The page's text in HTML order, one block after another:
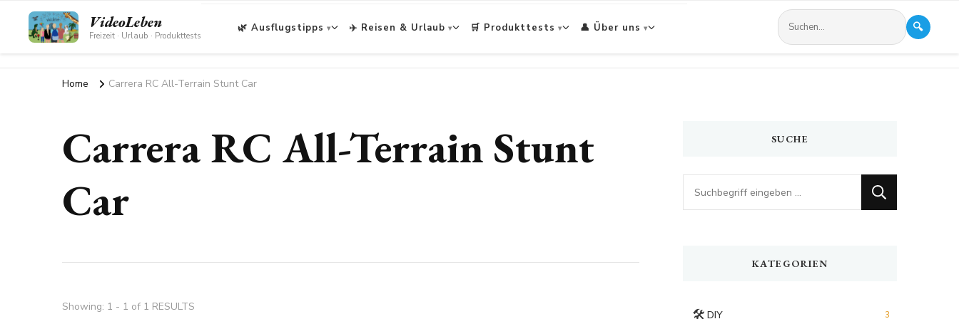
VideoLeben
Freizeit · Urlaub · Produkttests
🌿 Ausflugstipps ✈️ Reisen & Urlaub 🛒 Produkttests 👤 Über uns 🔍
Home Carrera RC All-Terrain Stunt Car
Carrera RC All-Terrain Stunt
Car
Showing: 1 - 1 of 1 RESULTS
SUCHE
Looking
for
KATEGORIEN
🛠️ DIY 3